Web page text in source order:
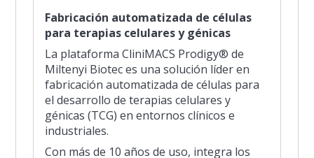
Fabricación automatizada de células
para terapias celulares y génicas
La plataforma CliniMACS Prodigy® de
Miltenyi Biotec es una solución líder en
fabricación automatizada de células para
el desarrollo de terapias celulares y
génicas (TCG) en entornos clínicos e
industriales.
Con más de 10 años de uso, integra los